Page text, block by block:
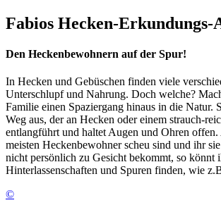
Fabios Hecken-
Den Heckenbewohnern auf der Spur!
In Hecken und Gebüschen finden viele
Unterschlupf und Nahrung. Doch welche?
Familie einen Spaziergang hinaus in die Natur.
Weg aus, der an Hecken oder einem strauch-
entlangführt und haltet Augen und Ohren
meisten Heckenbewohner scheu sind und ihr
nicht persönlich zu Gesicht bekommt, so könnt
Hinterlassenschaften und Spuren finden, wie
©